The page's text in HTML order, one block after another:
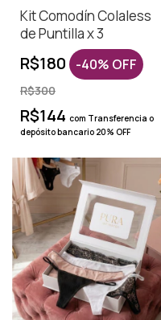
Kit Comodín Colaless
de Puntilla x 3
R$180 -40% OFF
R$300
R$144 com Transferencia o
depósito bancario 20% OFF